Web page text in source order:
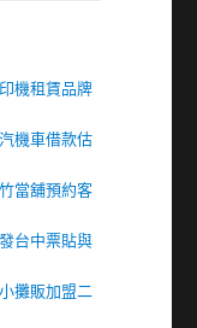
機租賃品牌
機車借款估
當舖預約客
台中票貼與
攤販加盟二